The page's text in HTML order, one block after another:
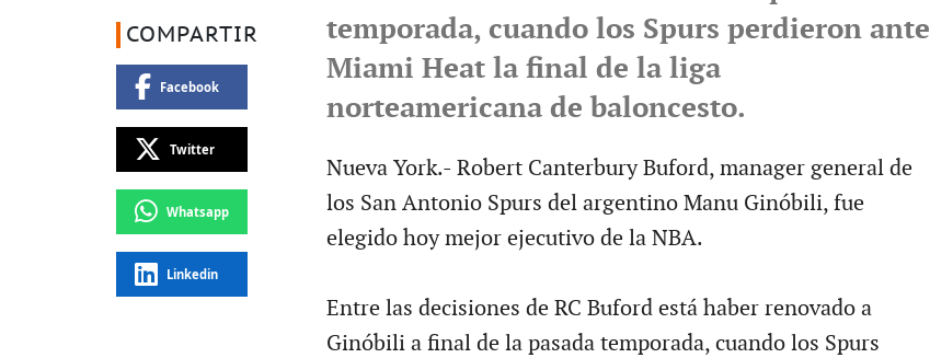
COMPARTIR
Facebook
Twitter
Whatsapp
Linkedin
temporada, cuando los Spurs perdieron ante
Miami Heat la final de la liga
norteamericana de baloncesto.
Nueva York.- Robert Canterbury Buford, manager general de
los San Antonio Spurs del argentino Manu Ginóbili, fue
elegido hoy mejor ejecutivo de la NBA.
Entre las decisiones de RC Buford está haber renovado a
Ginóbili a final de la pasada temporada, cuando los Spurs